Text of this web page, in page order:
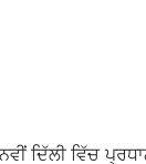
ਦਿੱਲੀ ਵਿੱਚ